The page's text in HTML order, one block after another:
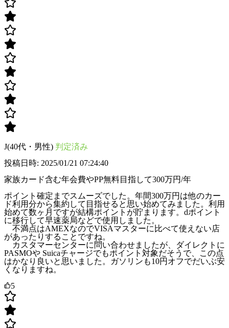
J(40代・男性) 判定済み
投稿日時: 2025/01/21 07:24:40
家族カード含む年会費やPP無料目指して300万円/年
ポイント確定までスムーズでした。年間300万円は他のカー
ド利用分から集約して目指せると思い始めてみました。利用
始めて数ヶ月ですが結構ポイントが貯まります。dポイント
に移行して早速薬局などで使用しました。
不満点はAMEXなのでVISAマスターに比べて使えない店
があったりすることですね。
カスタマーセンターに問い合わせましたが、ダイレクトに
PASMOや Suicaチャージでもポイント対象だそうで、この点
はかなり良いと思いました。ガソリンも10円オフでだいぶ安
くなりますね。
5